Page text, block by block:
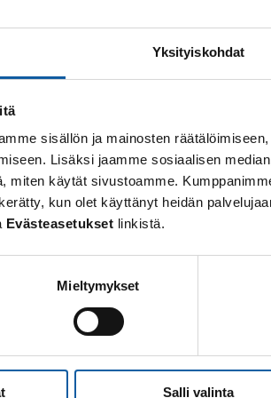
Yksityiskohdat
sisällön ja mainosten
Lisäksi jaamme sosiaalisen
miten käytät sivustoamme.
kun olet käyttänyt heidän
Evästeasetukset linkistä.
Mieltymykset
Salli valinta
Vistantie 18
PL 50, 21531 PAIMIO
(02) 474 511